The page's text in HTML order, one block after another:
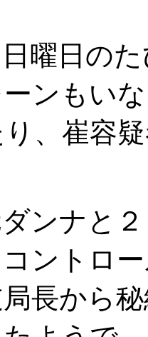
曜日の
ンもい
、崔容
ンナと
ントロ
長から